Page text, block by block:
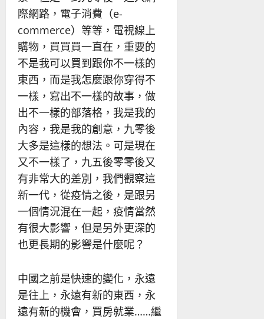
際網路，電子消費（e-
commerce）等等，電視線上
購物，買買買一直在，重要的
不是我可以買到跟你不一樣的
東西，而是我怎麼跟你穿得不
一樣，寫出不一樣的故事，做
出不一樣的部落格，我是我的
內容，我是我的創意，九零後
大多是這樣的想法。可是現在
又不一樣了，九五後零零後又
有非常大的差別，我們觀察這
新一代，從疫情之後，是跟另
一個情況混在一起，疫情當然
有很大影響，但是另外更深的
也更長期的影響是什麼呢？
中國之前是快速的變化，永遠
是往上，永遠有新的東西，永
遠有新的機會，買房就業……繼